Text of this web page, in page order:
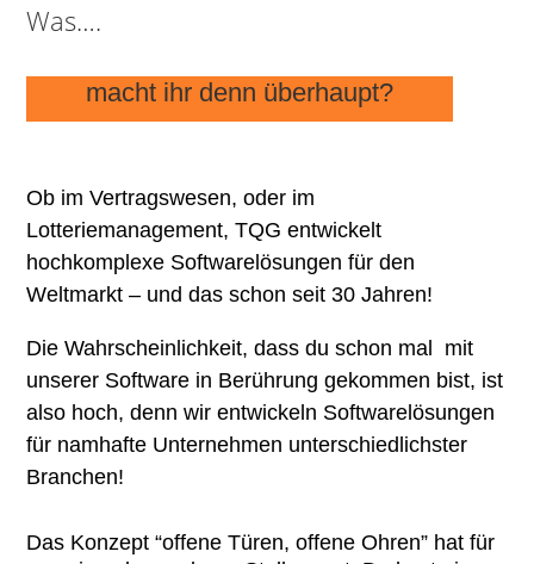
Was….
macht ihr denn überhaupt?
Ob im Vertragswesen, oder im
Lotteriemanagement, TQG entwickelt
hochkomplexe Softwarelösungen für den
Weltmarkt – und das schon seit 30 Jahren!
Die Wahrscheinlichkeit, dass du schon mal mit
unserer Software in Berührung gekommen bist, ist
also hoch, denn wir entwickeln Softwarelösungen
für namhafte Unternehmen unterschiedlichster
Branchen!
Das Konzept “offene Türen, offene Ohren” hat für